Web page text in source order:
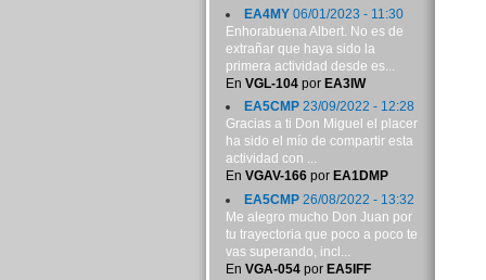
EA4MY06/01/2023 - 11:30
Enhorabuena Albert. No es de
extrañar que haya sido la
primera actividad desde es...
En VGL-104por EA3IW
EA5CMP23/09/2022 - 12:28
Gracias a ti Don Miguel el placer
ha sido el mío de compartir esta
actividad con ...
En VGAV-166por EA1DMP
EA5CMP26/08/2022 - 13:32
Me alegro mucho Don Juan por
tu trayectoria que poco a poco te
vas superando, incl...
En VGA-054por EA5IFF